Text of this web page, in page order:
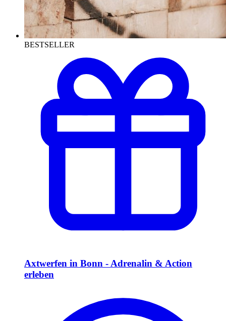
BESTSELLER
Axtwerfen in Bonn - Adrenalin & Action
erleben